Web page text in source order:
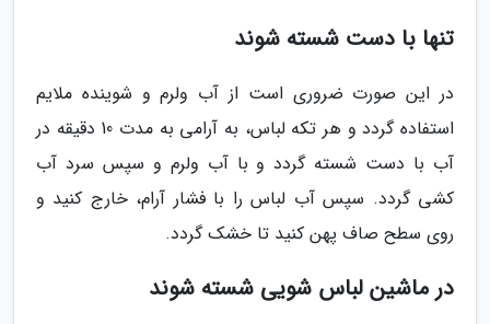
تنها با دست شسته شوند
در این صورت ضروری است از آب ولرم و شوینده ملایم
استفاده گردد و هر تکه لباس، به آرامی به مدت 10 دقیقه در
آب با دست شسته گردد و با آب ولرم و سپس سرد آب
کشی گردد. سپس آب لباس را با فشار آرام، خارج کنید و
روی سطح صاف پهن کنید تا خشک گردد.
در ماشین لباس شویی شسته شوند